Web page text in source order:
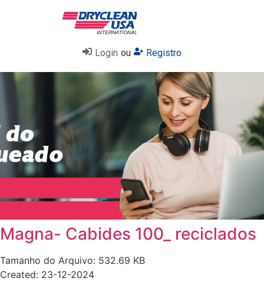
Login ou Registro
Magna- Cabides 100_ reciclados
Tamanho do Arquivo: 532.69 KB
Created: 23-12-2024